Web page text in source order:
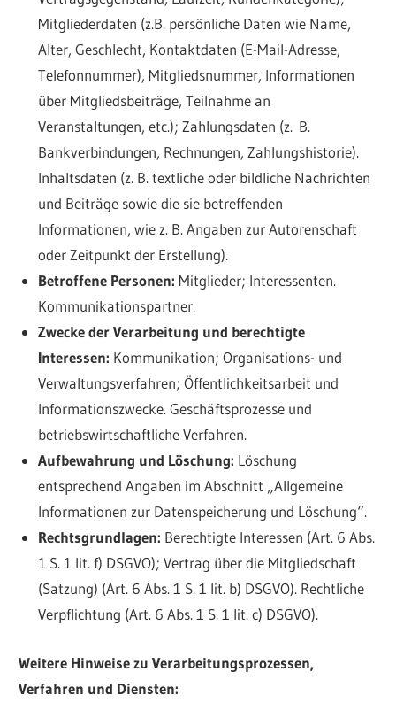
Mitgliederdaten (z.B. persönliche Daten wie Name,
Alter, Geschlecht, Kontaktdaten (E-Mail-Adresse,
Telefonnummer), Mitgliedsnummer, Informationen
über Mitgliedsbeiträge, Teilnahme an
Veranstaltungen, etc.); Zahlungsdaten (z. B.
Bankverbindungen, Rechnungen, Zahlungshistorie).
Inhaltsdaten (z. B. textliche oder bildliche Nachrichten
und Beiträge sowie die sie betreffenden
Informationen, wie z. B. Angaben zur Autorenschaft
oder Zeitpunkt der Erstellung).
Betroffene Personen: Mitglieder; Interessenten.
Kommunikationspartner.
Zwecke der Verarbeitung und berechtigte
Interessen: Kommunikation; Organisations- und
Verwaltungsverfahren; Öffentlichkeitsarbeit und
Informationszwecke. Geschäftsprozesse und
betriebswirtschaftliche Verfahren.
Aufbewahrung und Löschung: Löschung
entsprechend Angaben im Abschnitt „Allgemeine
Informationen zur Datenspeicherung und Löschung“.
Rechtsgrundlagen: Berechtigte Interessen (Art. 6 Abs.
1 S. 1 lit. f) DSGVO); Vertrag über die Mitgliedschaft
(Satzung) (Art. 6 Abs. 1 S. 1 lit. b) DSGVO). Rechtliche
Verpflichtung (Art. 6 Abs. 1 S. 1 lit. c) DSGVO).
Weitere Hinweise zu Verarbeitungsprozessen,
Verfahren und Diensten: